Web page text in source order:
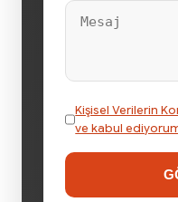
Kişisel Verilerin
ve kabul